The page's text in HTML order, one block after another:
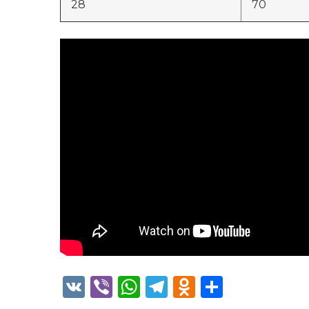
28 70
VK ViberWhatsApp
Telegram